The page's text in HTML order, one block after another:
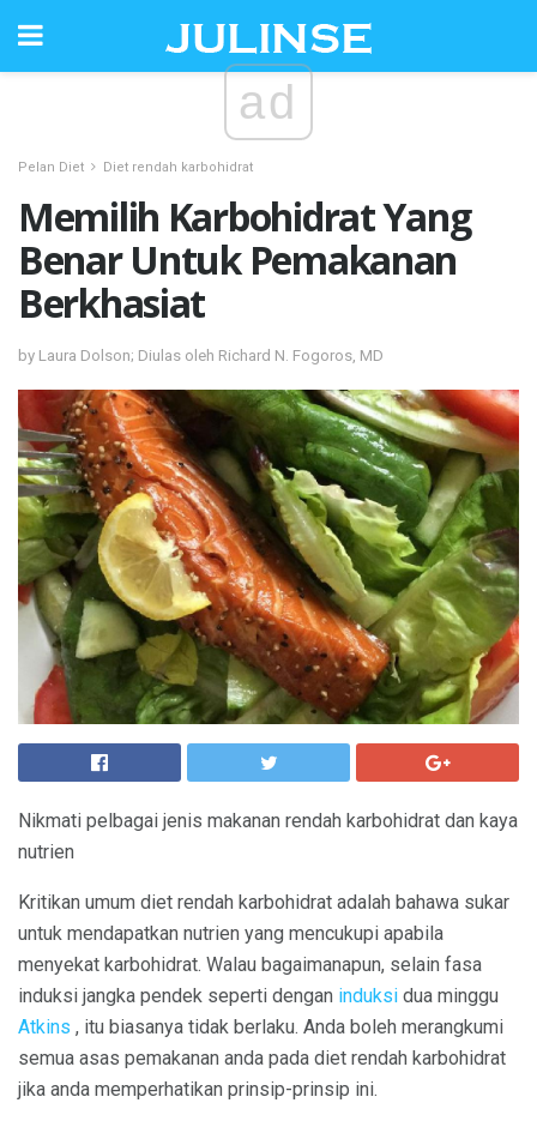
ad
Pelan Diet Diet rendah karbohidrat
Memilih Karbohidrat Yang
Benar Untuk Pemakanan
Berkhasiat
by Laura Dolson; Diulas oleh Richard N. Fogoros, MD
Nikmati pelbagai jenis makanan rendah karbohidrat dan kaya
nutrien
Kritikan umum diet rendah karbohidrat adalah bahawa sukar
untuk mendapatkan nutrien yang mencukupi apabila
menyekat karbohidrat. Walau bagaimanapun, selain fasa
induksi jangka pendek seperti dengan induksi dua minggu
Atkins , itu biasanya tidak berlaku. Anda boleh merangkumi
semua asas pemakanan anda pada diet rendah karbohidrat
jika anda memperhatikan prinsip-prinsip ini.